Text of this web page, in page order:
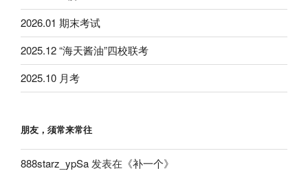
2026.01 期末考试
2025.12 “海天酱油”四校联考
2025.10 月考
朋友，须常来常往
888starz_ypSa 发表在《补一个》